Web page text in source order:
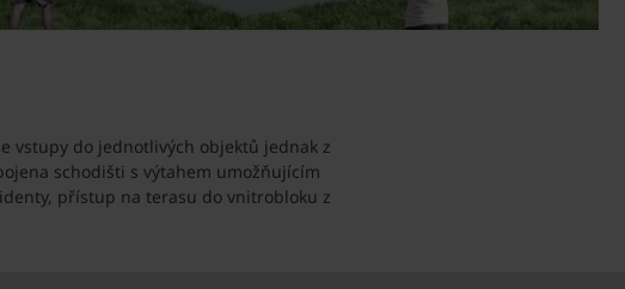
vstupy do jednotlivých objektů jednak z
schodišti s výtahem umožňujícím
přístup na terasu do vnitrobloku z